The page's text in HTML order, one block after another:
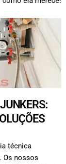
técnica
Os nossos